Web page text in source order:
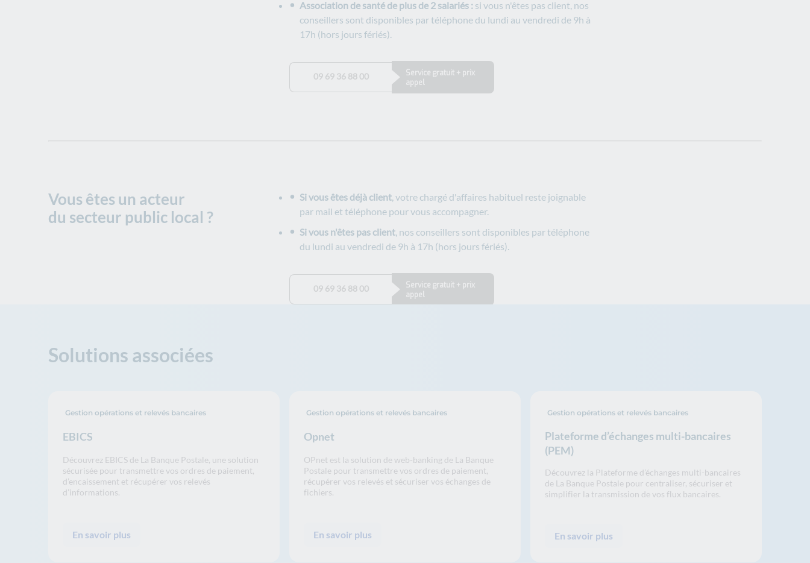
Association de santé de plus de 2 salariés : si vous n'êtes pas client, nos
conseillers sont disponibles par téléphone du lundi au vendredi de 9h à
17h (hors jours fériés).
09 69 36 88 00
Service gratuit + prix
appel
Vous êtes un acteur
du secteur public local ?
Si vous êtes déjà client, votre chargé d'affaires habituel reste joignable
par mail et téléphone pour vous accompagner.
Si vous n'êtes pas client, nos conseillers sont disponibles par téléphone
du lundi au vendredi de 9h à 17h (hors jours fériés).
09 69 36 88 00
Service gratuit + prix
appel
Solutions associées
EBICS
Gestion opérations et relevés bancaires
Découvrez EBICS de La Banque Postale, une solution
sécurisée pour transmettre vos ordres de paiement,
d’encaissement et récupérer vos relevés
d’informations.
En savoir plus
Opnet
Gestion opérations et relevés bancaires
OPnet est la solution de web-banking de La Banque
Postale pour transmettre vos ordres de paiement,
récupérer vos relevés et sécuriser vos échanges de
fichiers.
En savoir plus
Plateforme d’échanges multi-bancaires
(PEM)
Gestion opérations et relevés bancaires
Découvrez la Plateforme d’échanges multi-bancaires
de La Banque Postale pour centraliser, sécuriser et
simplifier la transmission de vos flux bancaires.
En savoir plus